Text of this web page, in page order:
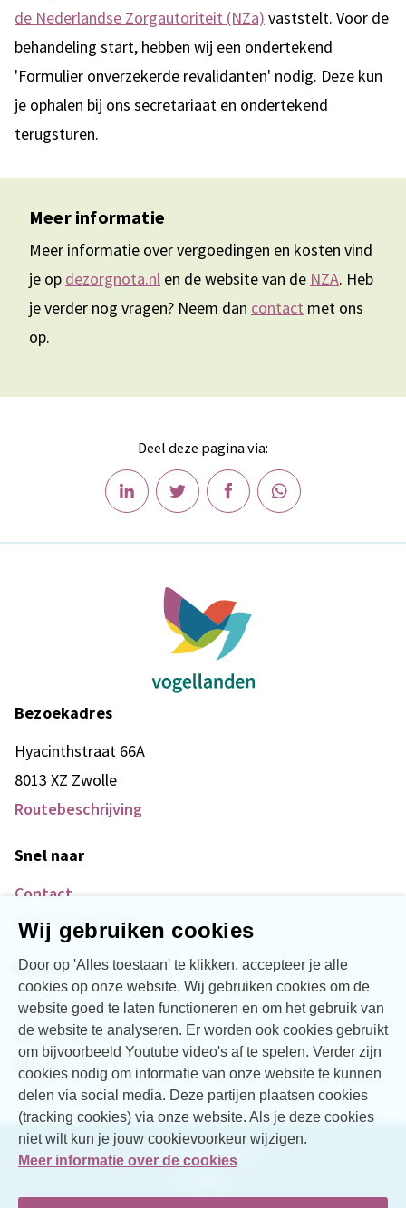
Wij gebruiken cookies
Door op 'Alles toestaan' te klikken, accepteer je alle
cookies op onze website. Wij gebruiken cookies om de
website goed te laten functioneren en om het gebruik van
de website te analyseren. Er worden ook cookies gebruikt
om bijvoorbeeld Youtube video's af te spelen. Verder zijn
cookies nodig om informatie van onze website te kunnen
delen via social media. Deze partijen plaatsen cookies
(tracking cookies) via onze website. Als je deze cookies
niet wilt kun je jouw cookievoorkeur wijzigen.
Meer informatie over de cookies
de Nederlandse Zorgautoriteit (NZa) vaststelt. Voor de
behandeling start, hebben wij een ondertekend
'Formulier onverzekerde revalidanten' nodig. Deze kun
je ophalen bij ons secretariaat en ondertekend
terugsturen.
Meer informatie
Meer informatie over vergoedingen en kosten vind
je op dezorgnota.nl en de website van de NZA. Heb
je verder nog vragen? Neem dan contact met ons
op.
Deel deze pagina via:
Bezoekadres
Hyacinthstraat 66A
8013 XZ Zwolle
Routebeschrijving
Snel naar
Contact
Over Vogellanden
Social
Facebook
LinkedIn
YouTube
Toegankelijkheid